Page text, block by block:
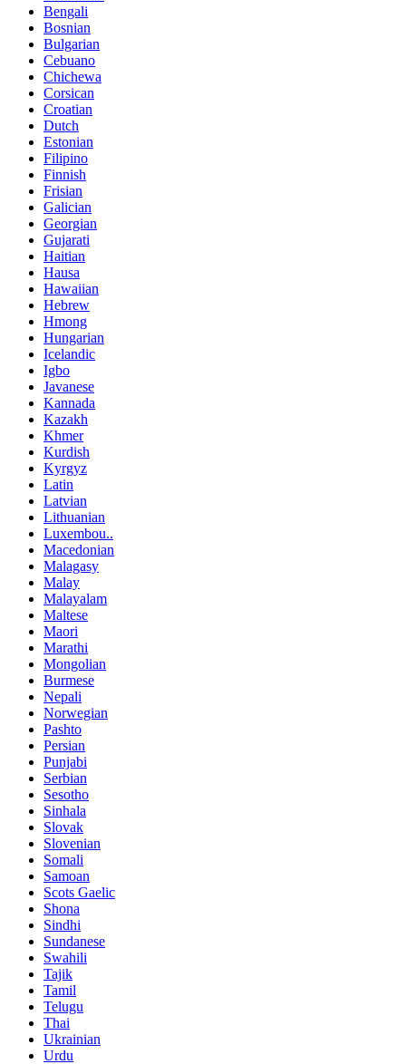
Bengali
Bosnian
Bulgarian
Cebuano
Chichewa
Corsican
Croatian
Dutch
Estonian
Filipino
Finnish
Frisian
Galician
Georgian
Gujarati
Haitian
Hausa
Hawaiian
Hebrew
Hmong
Hungarian
Icelandic
Igbo
Javanese
Kannada
Kazakh
Khmer
Kurdish
Kyrgyz
Latin
Latvian
Lithuanian
Luxembou..
Macedonian
Malagasy
Malay
Malayalam
Maltese
Maori
Marathi
Mongolian
Burmese
Nepali
Norwegian
Pashto
Persian
Punjabi
Serbian
Sesotho
Sinhala
Slovak
Slovenian
Somali
Samoan
Scots Gaelic
Shona
Sindhi
Sundanese
Swahili
Tajik
Tamil
Telugu
Thai
Ukrainian
Urdu